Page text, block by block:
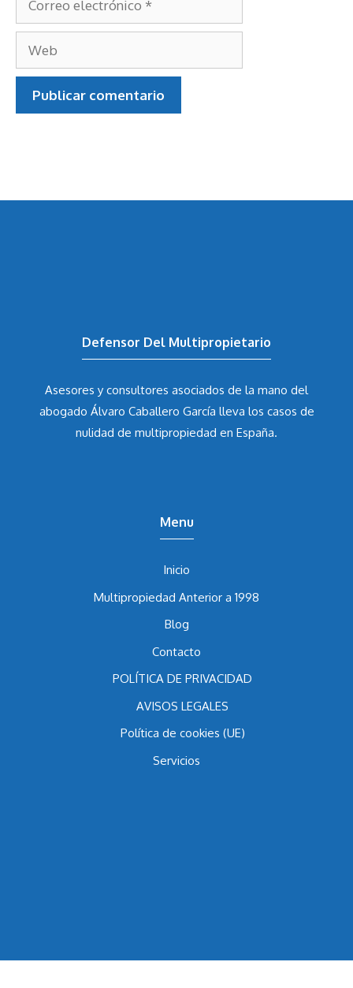
electrónico
Web
Defensor Del Multipropietario
Asesores y consultores asociados de la mano del
abogado Álvaro Caballero García lleva los casos de
nulidad de multipropiedad en España.
Menu
Inicio
Multipropiedad Anterior a 1998
Blog
Contacto
POLÍTICA DE PRIVACIDAD
AVISOS LEGALES
Política de cookies (UE)
Servicios